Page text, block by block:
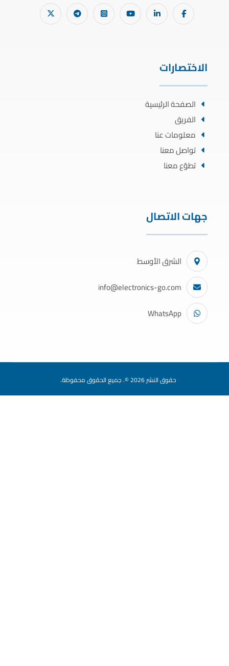
الاختصارات
الصفحة الرئيسية
الفريق
معلومات عنا
تواصل معنا
تطوّع معنا
جهات الاتصال
الشرق الأوسط
info@electronics-go.com
WhatsApp
حقوق النشر 2026 ©. جميع الحقوق محفوظة.